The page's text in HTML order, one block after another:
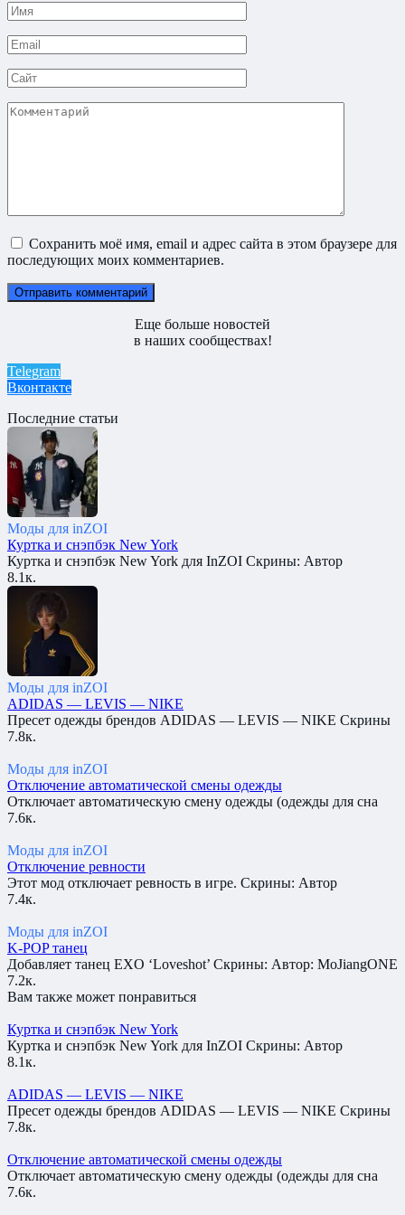
Имя
*
Email
*
Сайт
Комментарий
Сохранить моё имя, email и адрес сайта в этом браузере для
последующих моих комментариев.
Еще больше новостей
в наших сообществах!
Telegram
Вконтакте
Последние статьи
Моды для inZOI
Куртка и снэпбэк New York
Куртка и снэпбэк New York для InZOI Скрины: Автор
8.1к.
Моды для inZOI
ADIDAS — LEVIS — NIKE
Пресет одежды брендов ADIDAS — LEVIS — NIKE Скрины
7.8к.
Моды для inZOI
Отключение автоматической смены одежды
Отключает автоматическую смену одежды (одежды для сна
7.6к.
Моды для inZOI
Отключение ревности
Этот мод отключает ревность в игре. Скрины: Автор
7.4к.
Моды для inZOI
K-POP танец
Добавляет танец EXO ‘Loveshot’ Скрины: Автор: MoJiangONE
7.2к.
Вам также может понравиться
Куртка и снэпбэк New York
Куртка и снэпбэк New York для InZOI Скрины: Автор
8.1к.
ADIDAS — LEVIS — NIKE
Пресет одежды брендов ADIDAS — LEVIS — NIKE Скрины
7.8к.
Отключение автоматической смены одежды
Отключает автоматическую смену одежды (одежды для сна
7.6к.